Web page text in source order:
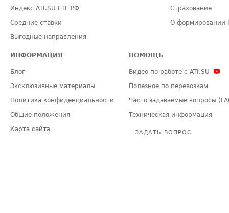
Индекс ATI.SU FTL РФ
Средние ставки
Выгодные направления
Страхование
О формировании
ИНФОРМАЦИЯ
Блог
Эксклюзивные материалы
Политика конфиденциальности
Общие положения
Карта сайта
ПОМОЩЬ
Видео по работе с ATI.SU
Полезное по перевозкам
Часто задаваемые вопросы
Техническая информация
ЗАДАТЬ ВОПРОС